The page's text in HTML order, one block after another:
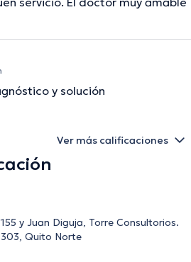
y solución
Ver más calificaciones
y Juan Diguja, Torre Consultorios.
Quito Norte